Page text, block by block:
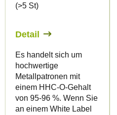
(>5 St)
Detail
Es handelt sich um
hochwertige
Metallpatronen mit
einem HHC-O-Gehalt
von 95-96 %. Wenn Sie
an einem White Label